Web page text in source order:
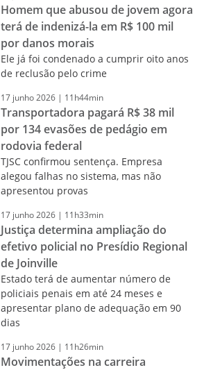
Homem que abusou de jovem agora
terá de indenizá-la em R$ 100 mil
por danos morais
Ele já foi condenado a cumprir oito anos
de reclusão pelo crime
17 junho2026 | 11h44min
Transportadora pagará R$ 38 mil
por 134 evasões de pedágio em
rodovia federal
TJSC confirmou sentença. Empresa
alegou falhas no sistema, mas não
apresentou provas
17 junho2026 | 11h33min
Justiça determina ampliação do
efetivo policial no Presídio Regional
de Joinville
Estado terá de aumentar número de
policiais penais em até 24 meses e
apresentar plano de adequação em 90
dias
17 junho2026 | 11h26min
Movimentações na carreira